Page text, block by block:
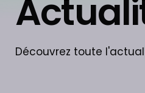
Découvrez toute